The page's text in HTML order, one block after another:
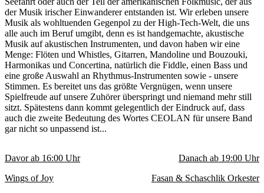
der Musik irischer Einwanderer entstanden ist. Wir erleben unsere
Musik als wohltuenden Gegenpol zu der High-Tech-Welt, die uns
alle auch im Beruf umgibt, denn es ist handgemachte, akustische
Musik auf akustischen Instrumenten, und davon haben wir eine
Menge: Flöten und Whistles, Gitarren, Mandoline und Bouzouki,
Harmonikas und Concertina, natürlich die Fiddle, einen Bass und
eine große Auswahl an Rhythmus-Instrumenten sowie - unsere
Stimmen. Es bereitet uns das größte Vergnügen, wenn unsere
Spielfreude auf unsere Zuhörer überspringt und niemand mehr still
sitzt. Spätestens dann kommt gelegentlich der Eindruck auf, dass
auch die zweite Bedeutung des Wortes CEOLAN für unsere Band
gar nicht so unpassend ist...
Davor ab 16:00 Uhr
Wings of Joy
Danach ab 19:00 Uhr
Fasan & Schaschlik Orkester